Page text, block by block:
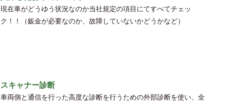
現在車がどうゆう状況なのか当社規定の項目にてすべてチェッ
ク！！（鈑金が必要なのか、故障していないかどうかなど）
スキャナー診断
車両側と通信を行った高度な診断を行うための外部診断を使い、全